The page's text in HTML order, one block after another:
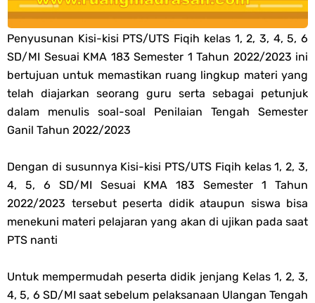
Jawaban Tugas Mandiri Dan Tugas Refleksi Modul Pedagogik Akidah
Akhlak PPG 2025
Jawaban Tugas Mandiri Dan Tugas Refleksi Modul Pedagogik Al-
Soal OMI Ekonomi Terintegrasi Jenjang MA
Soal OMI KIMIA Terintegrasi Jenjang MA
Unduh Buku Teks Utama (BTU) Al-Qur'an Hadis Semua Jenjang
Penyusunan Kisi-kisi PTS/UTS Fiqih kelas 1, 2, 3, 4, 5, 6
SD/MI Sesuai KMA 183 Semester 1 Tahun 2022/2023 ini
bertujuan untuk memastikan ruang lingkup materi yang
telah diajarkan seorang guru serta sebagai petunjuk
dalam menulis soal-soal Penilaian Tengah Semester
Ganil Tahun 2022/2023
Dengan di susunnya Kisi-kisi PTS/UTS Fiqih kelas 1, 2, 3,
4, 5, 6 SD/MI Sesuai KMA 183 Semester 1 Tahun
2022/2023 tersebut peserta didik ataupun siswa bisa
menekuni materi pelajaran yang akan di ujikan pada saat
PTS nanti
Untuk mempermudah peserta didik jenjang Kelas 1, 2, 3,
4, 5, 6 SD/MI saat sebelum pelaksanaan Ulangan Tengah